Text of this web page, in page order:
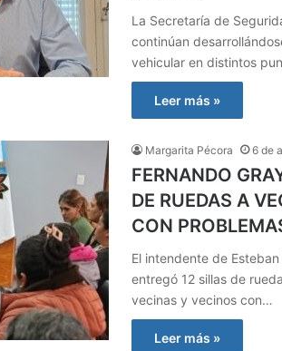
La Secretaría de
continúan
vehicular en distintos
Leer más »
Margarita Pécora 6 de
FERNANDO
DE RUEDAS A
CON
El intendente de
entregó 12 sillas de
vecinas y vecinos con…
Leer más »